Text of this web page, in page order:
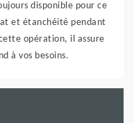
disponible pour ce
et étanchéité pendant
opération, il assure
à vos besoins.